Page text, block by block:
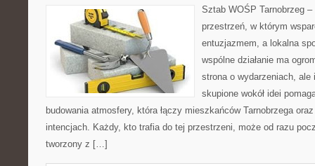
Sztab WOŚP Tarnobrzeg
przestrzeń, w którym
entuzjazmem, a lokalna
wspólne działanie ma
strona o wydarzeniach, ale
skupione wokół idei
budowania atmosfery, która łączy mieszkańców Tarnobrzega
intencjach. Każdy, kto trafia do tej przestrzeni, może od razu
tworzony z […]